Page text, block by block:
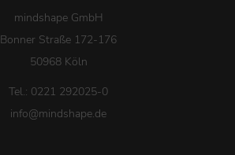
mindshape GmbH
Bonner Straße 172-176
50968 Köln
Tel.: 0221 292025-0
info@mindshape.de